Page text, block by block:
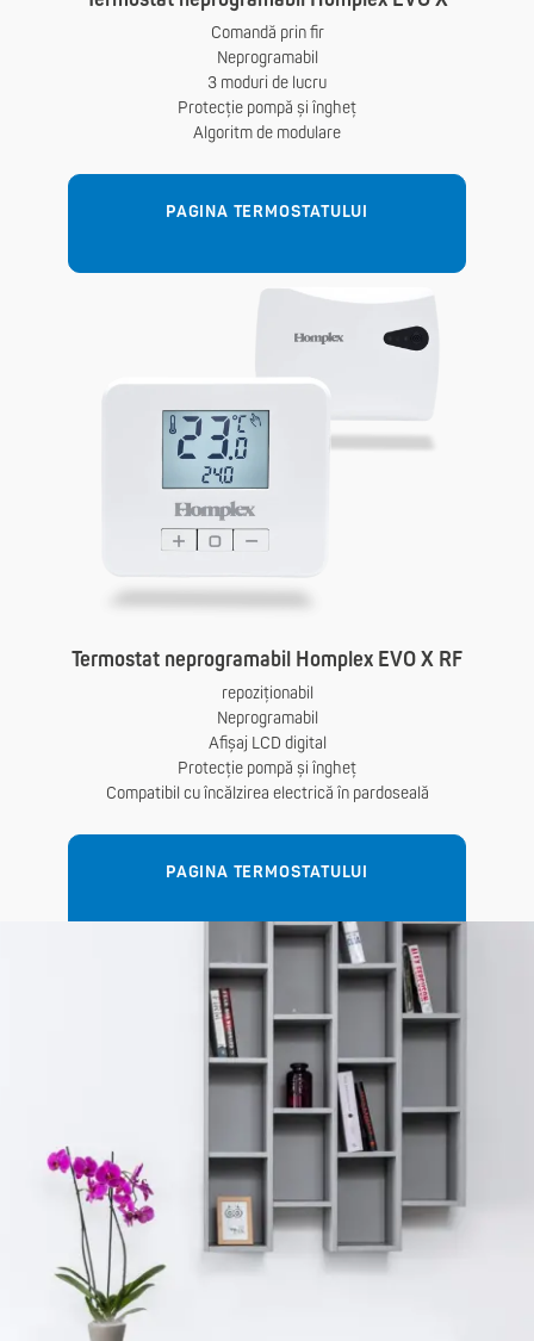
Comandă prin fir
Neprogramabil
3 moduri de lucru
Protecție pompă și îngheț
Algoritm de modulare
PAGINA TERMOSTATULUI
Termostat neprogramabil Homplex EVO X RF
repoziționabil
Neprogramabil
Afișaj LCD digital
Protecție pompă și îngheț
Compatibil cu încălzirea electrică în pardoseală
PAGINA TERMOSTATULUI